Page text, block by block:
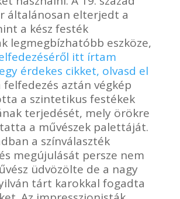
általánosan elterjedt a
a kész festék
legmegbízhatóbb eszköze,
itt írtam
érdekes cikket, olvasd el
felfedezés aztán végkép
a szintetikus festékek
terjedését, mely örökre
a művészek palettáját.
a színválaszték
megújulását persze nem
üdvözölte de a nagy
tárt karokkal fogadta